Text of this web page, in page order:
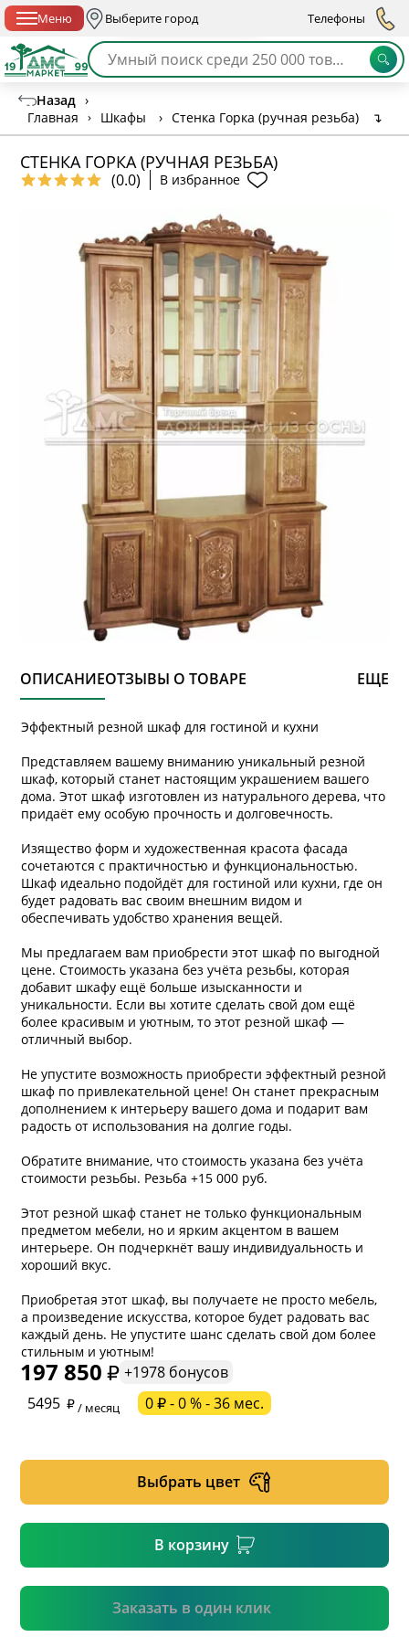
Меню Выберите город Телефоны
Назад ›
Главная
› Шкафы › Стенка Горка (ручная резьба) ↴
СТЕНКА ГОРКА (РУЧНАЯ РЕЗЬБА)
(0.0) В избранное
ОПИСАНИЕОТЗЫВЫ О ТОВАРЕ ЕЩЕ
Эффектный резной шкаф для гостиной и кухни
Представляем вашему вниманию уникальный резной
шкаф, который станет настоящим украшением вашего
дома. Этот шкаф изготовлен из натурального дерева, что
придаёт ему особую прочность и долговечность.
Изящество форм и художественная красота фасада
сочетаются с практичностью и функциональностью.
Шкаф идеально подойдёт для гостиной или кухни, где он
будет радовать вас своим внешним видом и
обеспечивать удобство хранения вещей.
Мы предлагаем вам приобрести этот шкаф по выгодной
цене. Стоимость указана без учёта резьбы, которая
добавит шкафу ещё больше изысканности и
уникальности. Если вы хотите сделать свой дом ещё
более красивым и уютным, то этот резной шкаф —
отличный выбор.
Не упустите возможность приобрести эффектный резной
шкаф по привлекательной цене! Он станет прекрасным
дополнением к интерьеру вашего дома и подарит вам
радость от использования на долгие годы.
Обратите внимание, что стоимость указана без учёта
стоимости резьбы. Резьба +15 000 руб.
Этот резной шкаф станет не только функциональным
предметом мебели, но и ярким акцентом в вашем
интерьере. Он подчеркнёт вашу индивидуальность и
хороший вкус.
Приобретая этот шкаф, вы получаете не просто мебель,
а произведение искусства, которое будет радовать вас
каждый день. Не упустите шанс сделать свой дом более
стильным и уютным!
197 850
+1978 бонусов
5495
/ месяц 0 ₽ - 0 % - 36 мес.
Выбрать цвет
В корзину
Заказать в один клик
* обязательное поле
Подтвердить